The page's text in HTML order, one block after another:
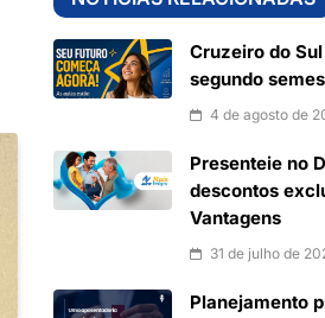
Cruzeiro do
segundo
4 de agosto de
Presenteie no
descontos
Vantagens
31 de julho de
Planejamento